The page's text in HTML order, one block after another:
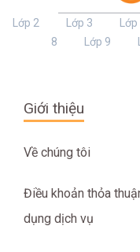
Lớp 2 Lớp 3
8
Lớp 9
Giới thiệu
Về chúng tôi
Điều khoản thỏa
dụng dịch vụ